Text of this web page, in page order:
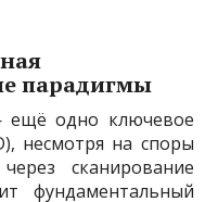
парадигмы
ещё одно ключевое
несмотря на споры
сканирование
фундаментальный